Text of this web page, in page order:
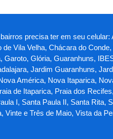
precisa ter em seu
Vila Velha, Chácara do
Glória, Guaranhuns,
Jardim Guaranhuns,
América, Nova Itaparica,
de Itaparica, Praia dos
I, Santa Paula II, Santa
e Três de Maio, Vista da